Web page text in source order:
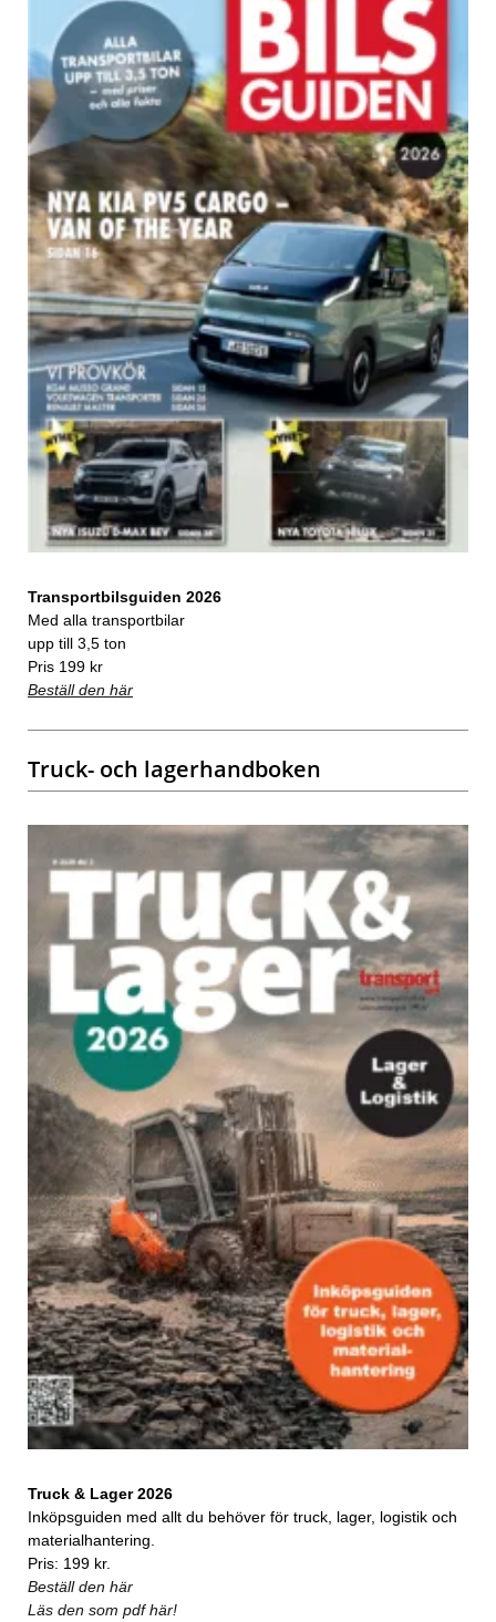
Transportbilsguiden 2026
Med alla transportbilar
upp till 3,5 ton
Pris 199 kr
Beställ den här
Truck- och lagerhandboken
Truck & Lager 2026
Inköpsguiden med allt du behöver för truck, lager, logistik och
materialhantering.
Pris: 199 kr.
Beställ den här
Läs den som pdf här!